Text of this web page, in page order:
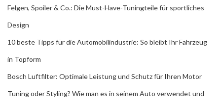
Felgen, Spoiler & Co.: Die Must-Have-Tuningteile für sportliches
Design
10 beste Tipps für die Automobilindustrie: So bleibt Ihr Fahrzeug
in Topform
Bosch Luftfilter: Optimale Leistung und Schutz für Ihren Motor
Tuning oder Styling? Wie man es in seinem Auto verwendet und